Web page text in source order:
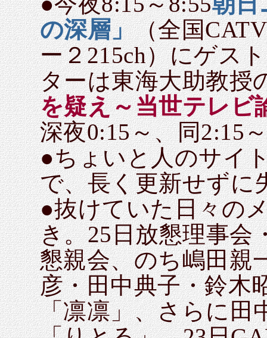
の深層」（全国
ー２215ch）にゲス
ターは東海大助教授
を疑え～当世テレビ
深夜0:15～、同2:15
●ちょいと人のサイ
で、長く更新せずに
●抜けていた日々の
き。25日放懇理事会
懇親会、のち嶋田親
彦・田中典子・鈴木
「凛凛」、さらに田